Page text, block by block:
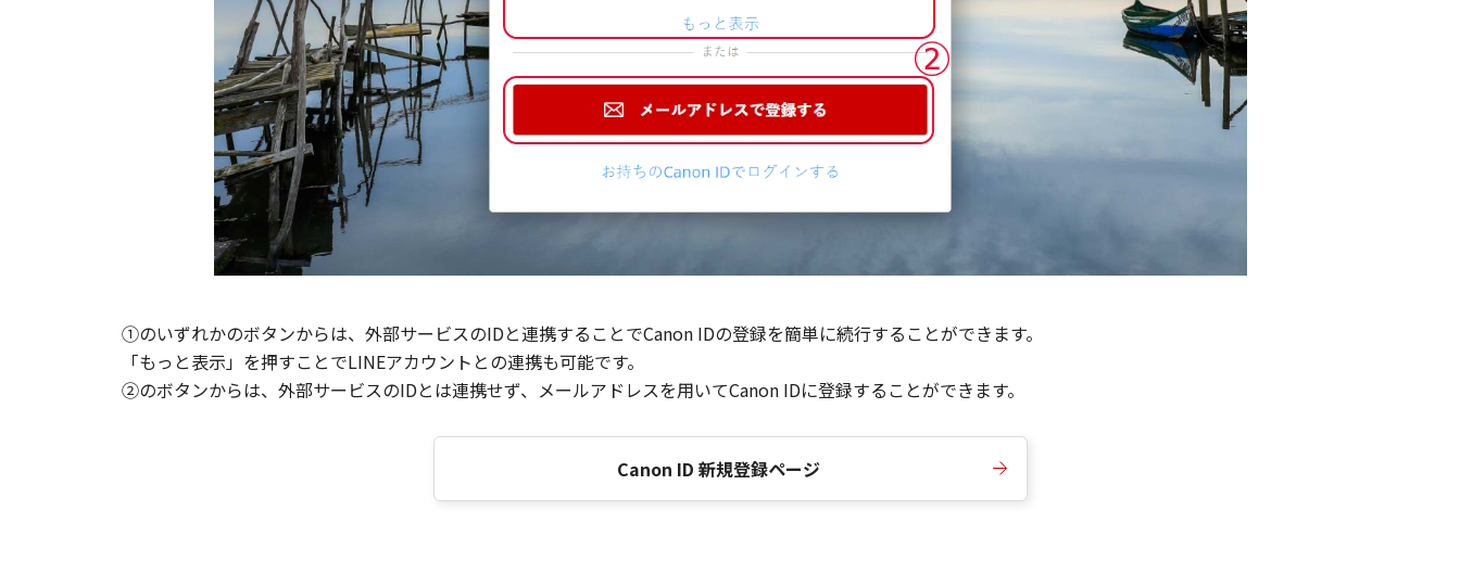
①のいずれかのボタンからは、外部サービスのIDと連携することでCanon IDの登録を簡単に続行することができます。
「もっと表示」を押すことでLINEアカウントとの連携も可能です。
②のボタンからは、外部サービスのIDとは連携せず、メールアドレスを用いてCanon IDに登録することができます。
Canon ID 新規登録ページ